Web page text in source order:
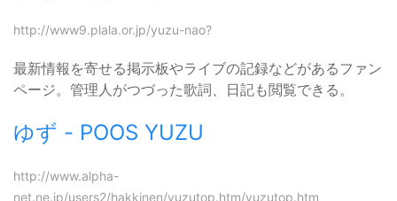
http://www9.plala.or.jp/yuzu-nao?
最新情報を寄せる掲示板やライブの記録などがあるファン
ページ。管理人がつづった歌詞、日記も閲覧できる。
ゆず - POOS YUZU
http://www.alpha-
net.ne.jp/users2/hakkinen/yuzutop.htm/yuzutop.htm